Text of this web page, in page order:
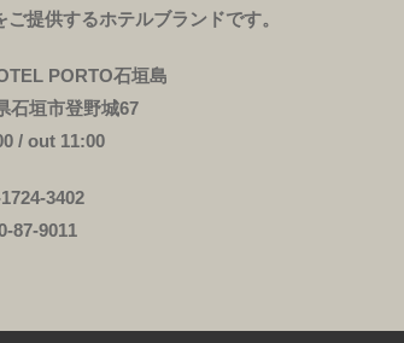
提供するホテルブランドです。
PORTO石垣島
石垣市登野城67
/ out 11:00
3402
87-9011